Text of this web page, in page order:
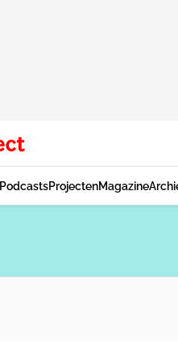
PodcastsProjectenMagazine